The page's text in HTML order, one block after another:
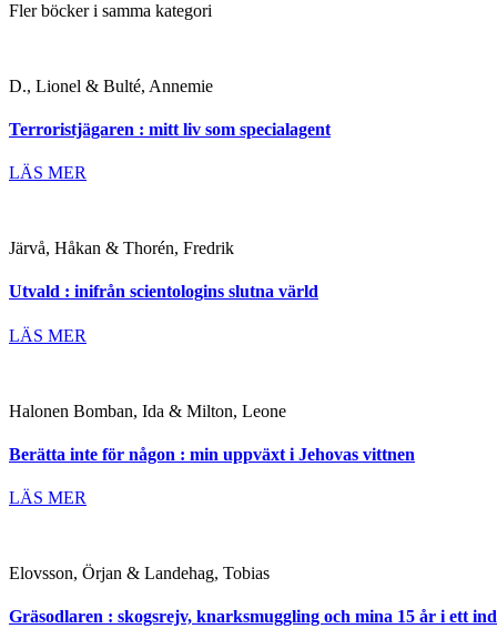
Fler böcker i samma kategori
D., Lionel & Bulté, Annemie
Terroristjägaren : mitt liv som specialagent
LÄS MER
Järvå, Håkan & Thorén, Fredrik
Utvald : inifrån scientologins slutna värld
LÄS MER
Halonen Bomban, Ida & Milton, Leone
Berätta inte för någon : min uppväxt i Jehovas vittnen
LÄS MER
Elovsson, Örjan & Landehag, Tobias
Gräsodlaren : skogsrejv, knarksmuggling och mina 15 år i ett